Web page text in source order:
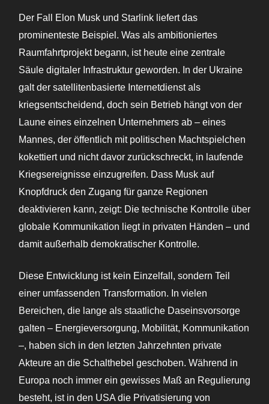
Der Fall Elon Musk und Starlink liefert das
prominenteste Beispiel. Was als ambitioniertes
Raumfahrtprojekt begann, ist heute eine zentrale
Säule digitaler Infrastruktur geworden. In der Ukraine
galt der satellitenbasierte Internetdienst als
kriegsentscheidend, doch sein Betrieb hängt von der
Laune eines einzelnen Unternehmers ab – eines
Mannes, der öffentlich mit politischen Machtspielchen
kokettiert und nicht davor zurückschreckt, in laufende
Kriegsereignisse einzugreifen. Dass Musk auf
Knopfdruck den Zugang für ganze Regionen
deaktivieren kann, zeigt: Die technische Kontrolle über
globale Kommunikation liegt in privaten Händen – und
damit außerhalb demokratischer Kontrolle.
Diese Entwicklung ist kein Einzelfall, sondern Teil
einer umfassenden Transformation. In vielen
Bereichen, die lange als staatliche Daseinsvorsorge
galten – Energieversorgung, Mobilität, Kommunikation
–, haben sich in den letzten Jahrzehnten private
Akteure an die Schalthebel geschoben. Während in
Europa noch immer ein gewisses Maß an Regulierung
besteht, ist in den USA die Privatisierung von